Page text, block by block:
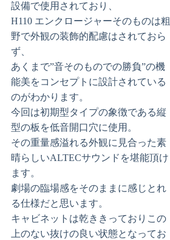
設備で使用されており、
H110 エンクロージャーそのものは粗
野で外観の装飾的配慮はされておら
ず、
あくまで”音そのものでの勝負”の機
能美をコンセプトに設計されている
のがわかります。
今回は初期型タイプの象徴である縦
型の板を低音開口穴に使用。
その重量感溢れる外観に見合った素
晴らしいALTECサウンドを堪能頂け
ます。
劇場の臨場感をそのままに感じとれ
る仕様だと思います。
キャビネットは乾ききっておりこの
上のない抜けの良い状態となってお